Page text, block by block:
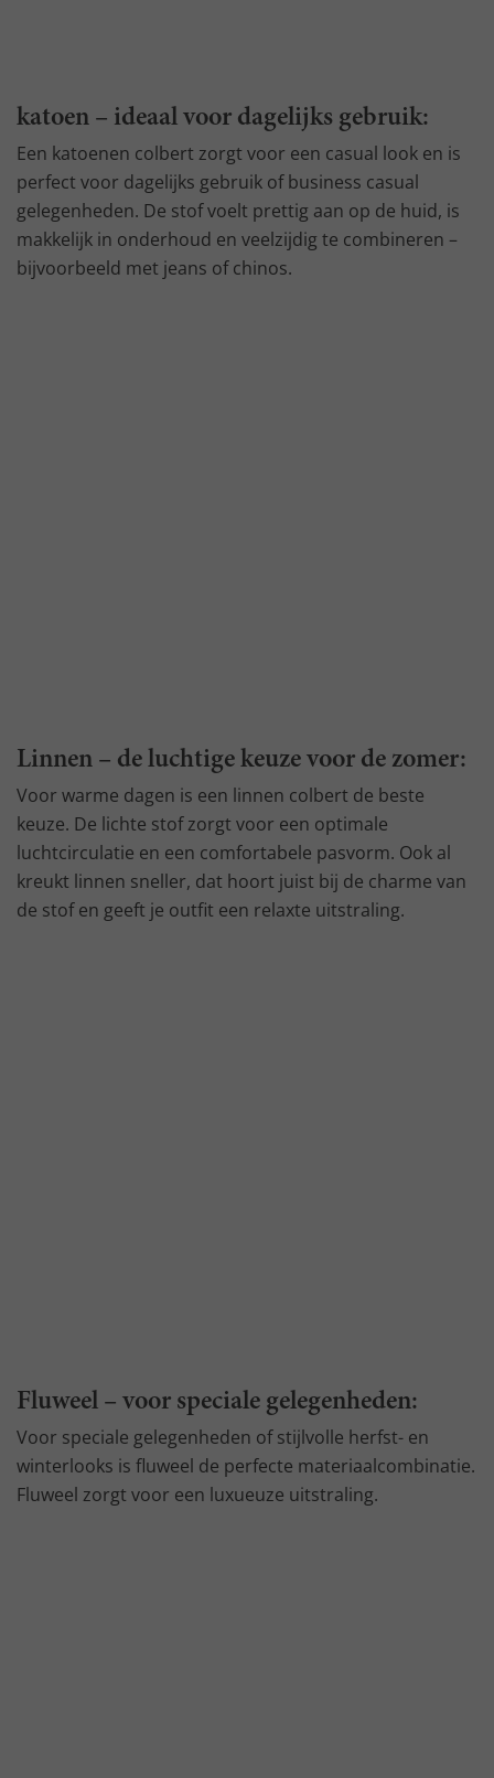
katoen – ideaal voor dagelijks gebruik:
Een katoenen colbert zorgt voor een casual look en is
perfect voor dagelijks gebruik of business casual
gelegenheden. De stof voelt prettig aan op de huid, is
makkelijk in onderhoud en veelzijdig te combineren –
bijvoorbeeld met jeans of chinos.
Linnen – de luchtige keuze voor de zomer:
Voor warme dagen is een linnen colbert de beste
keuze. De lichte stof zorgt voor een optimale
luchtcirculatie en een comfortabele pasvorm. Ook al
kreukt linnen sneller, dat hoort juist bij de charme van
de stof en geeft je outfit een relaxte uitstraling.
Fluweel – voor speciale gelegenheden:
Voor speciale gelegenheden of stijlvolle herfst- en
winterlooks is fluweel de perfecte materiaalcombinatie.
Fluweel zorgt voor een luxueuze uitstraling.